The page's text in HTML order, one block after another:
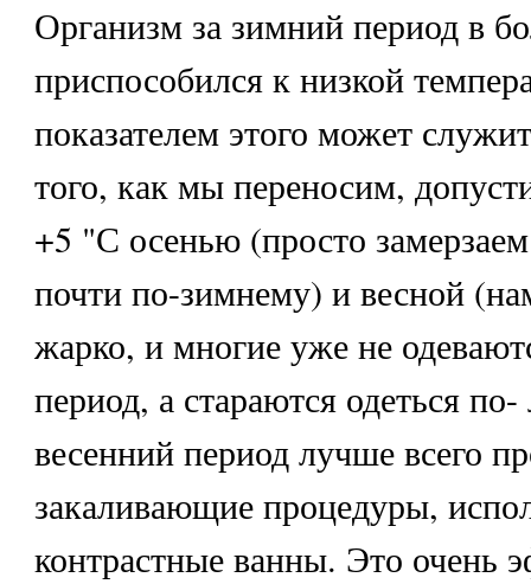
Организм за зимний период в
приспособился к низкой
показателем этого может
того, как мы переносим,
+5 "С осенью (просто
почти по-зимнему) и весной
жарко, и многие уже не
период, а стараются одеться
весенний период лучше всего
закаливающие процедуры,
контрастные ванны. Это очень